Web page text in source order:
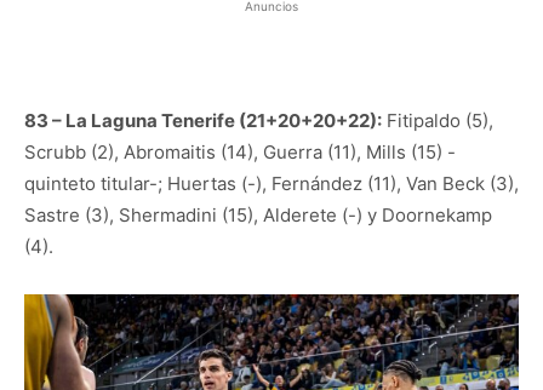
Anuncios
83 – La Laguna Tenerife (21+20+20+22): Fitipaldo (5),
Scrubb (2), Abromaitis (14), Guerra (11), Mills (15) -
quinteto titular-; Huertas (-), Fernández (11), Van Beck (3),
Sastre (3), Shermadini (15), Alderete (-) y Doornekamp
(4).